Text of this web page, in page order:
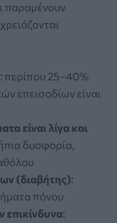
παραμένουν
: περίπου 25–40%
επεισοδίων είναι
είναι λίγα και
δυσφορία,
(διαβήτης):
πόνου
επικίνδυνα: